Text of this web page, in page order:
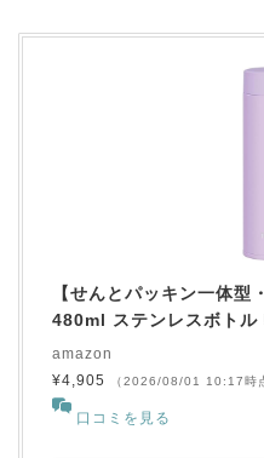
【せんとパッキン一体型
480ml ステンレスボト
amazon
¥4,905
（2026/08/01 10:17時
口コミを見る